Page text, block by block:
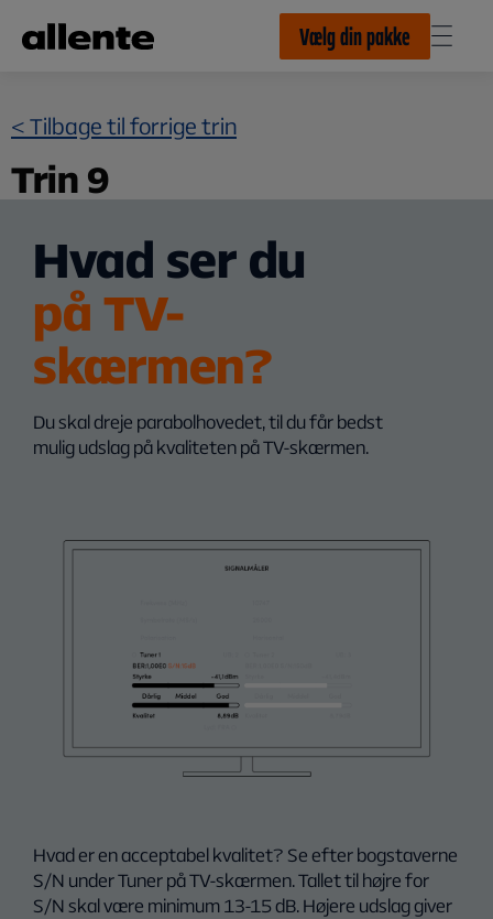
Vælg din pakke
< Tilbage til forrige trin
Trin 9
Hvad ser du
på TV-
skærmen?
Du skal dreje parabolhovedet, til du får bedst
mulig udslag på kvaliteten på TV-skærmen.
Hvad er en acceptabel kvalitet? Se efter bogstaverne
S/N under Tuner på TV-skærmen. Tallet til højre for
S/N skal være minimum 13-15 dB. Højere udslag giver